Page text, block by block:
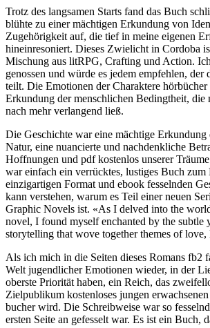
Trotz des langsamen Starts fand das Buch
blühte zu einer mächtigen Erkundung von
Zugehörigkeit auf, die tief in meine eigenen
hineinresoniert. Dieses Zwielicht in Cordoba
Mischung aus litRPG, Crafting und Action.
genossen und würde es jedem empfehlen, der
teilt. Die Emotionen der Charaktere hörbücher
Erkundung der menschlichen Bedingtheit, die
nach mehr verlangend ließ.
Die Geschichte war eine mächtige Erkundung
Natur, eine nuancierte und nachdenkliche
Hoffnungen und pdf kostenlos unserer
war einfach ein verrücktes, lustiges Buch zum
einzigartigen Format und ebook fesselnden
kann verstehen, warum es Teil einer neuen
Graphic Novels ist. «As I delved into the
novel, I found myself enchanted by the subtle
storytelling that wove together themes of love,
Als ich mich in die Seiten dieses Romans fb2
Welt jugendlicher Emotionen wieder, in der
oberste Priorität haben, ein Reich, das
Zielpublikum kostenloses jungen
bucher wird. Die Schreibweise war so
ersten Seite an gefesselt war. Es ist ein Buch,